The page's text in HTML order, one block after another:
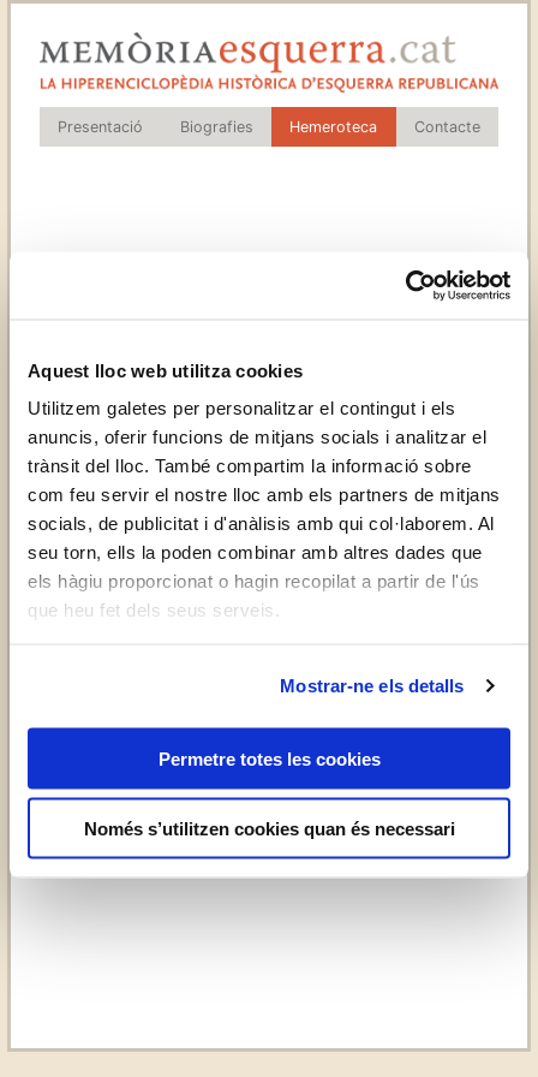
Aquest lloc web utilitza cookies
Utilitzem galetes per personalitzar el contingut i els
anuncis, oferir funcions de mitjans socials i analitzar el
trànsit del lloc. També compartim la informació sobre
com feu servir el nostre lloc amb els partners de mitjans
socials, de publicitat i d'anàlisis amb qui col·laborem. Al
seu torn, ells la poden combinar amb altres dades que
els hàgiu proporcionat o hagin recopilat a partir de l'ús
que heu fet dels seus serveis.
Mostrar-ne els detalls
Permetre totes les cookies
Només s’utilitzen cookies quan és necessari
Presentació Biografies Hemeroteca Contacte